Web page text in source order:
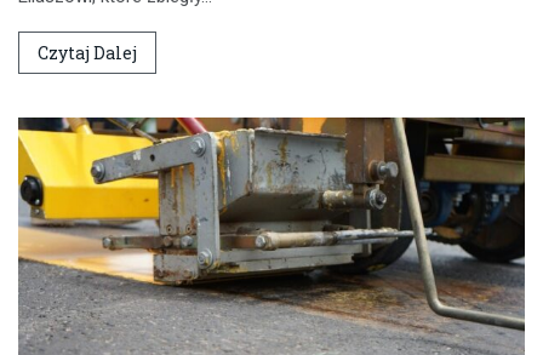
Czytaj Dalej